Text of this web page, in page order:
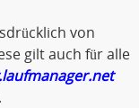
von
gilt auch für alle